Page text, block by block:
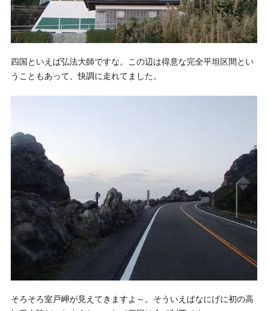
四国といえば弘法大師ですな。この辺は得意な完全平坦区間とい
うこともあって、快調に走れてました。
そろそろ室戸岬が見えてきますよ～。そういえばなにげに初の高